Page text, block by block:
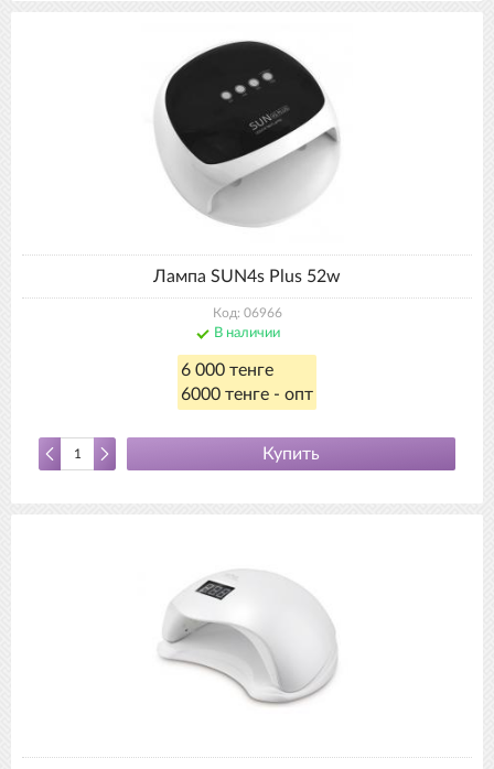
Лампа SUN4s Plus 52w
Код: 06966
В наличии
6 000 тенге
6000 тенге - опт
Купить